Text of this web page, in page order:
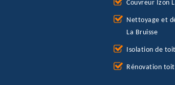
Couvreur Izon
Nettoyage et
La Bruisse
Isolation de
Rénovation